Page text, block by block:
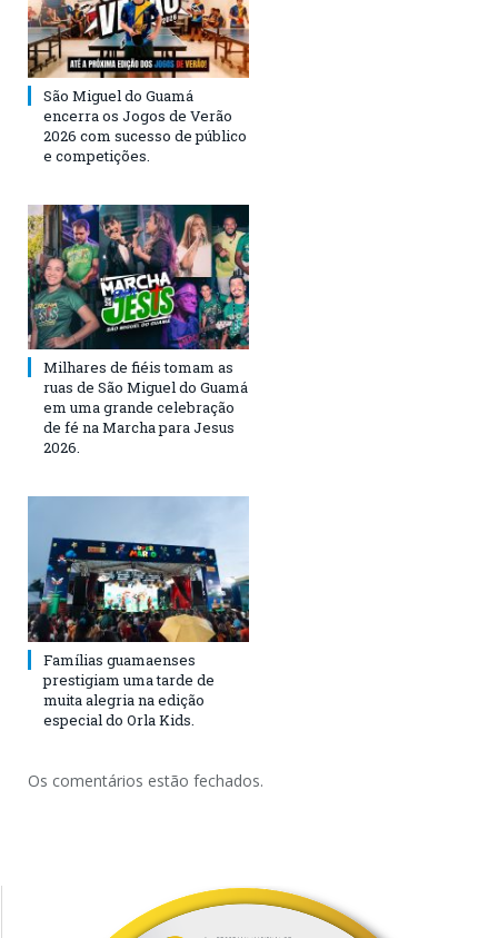
São Miguel do Guamá
encerra os Jogos de Verão
2026 com sucesso de público
e competições.
Milhares de fiéis tomam as
ruas de São Miguel do Guamá
em uma grande celebração
de fé na Marcha para Jesus
2026.
Famílias guamaenses
prestigiam uma tarde de
muita alegria na edição
especial do Orla Kids.
Os comentários estão fechados.